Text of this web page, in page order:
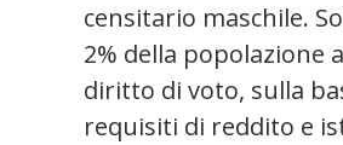
censitario maschile.
2% della popolazione
diritto di voto, sulla
requisiti di reddito e